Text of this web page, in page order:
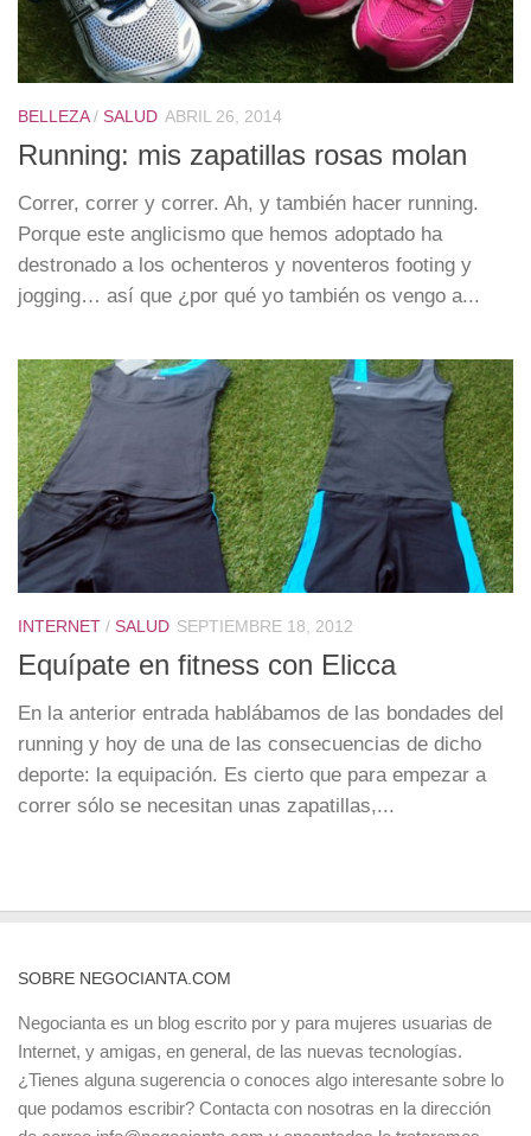
BELLEZA/ SALUD ABRIL 26, 2014
Running: mis zapatillas rosas molan
Correr, correr y correr. Ah, y también hacer running.
Porque este anglicismo que hemos adoptado ha
destronado a los ochenteros y noventeros footing y
jogging… así que ¿por qué yo también os vengo a...
INTERNET / SALUD SEPTIEMBRE 18, 2012
Equípate en fitness con Elicca
En la anterior entrada hablábamos de las bondades del
running y hoy de una de las consecuencias de dicho
deporte: la equipación. Es cierto que para empezar a
correr sólo se necesitan unas zapatillas,...
SOBRE NEGOCIANTA.COM
Negocianta es un blog escrito por y para mujeres usuarias de
Internet, y amigas, en general, de las nuevas tecnologías.
¿Tienes alguna sugerencia o conoces algo interesante sobre lo
que podamos escribir? Contacta con nosotras en la dirección